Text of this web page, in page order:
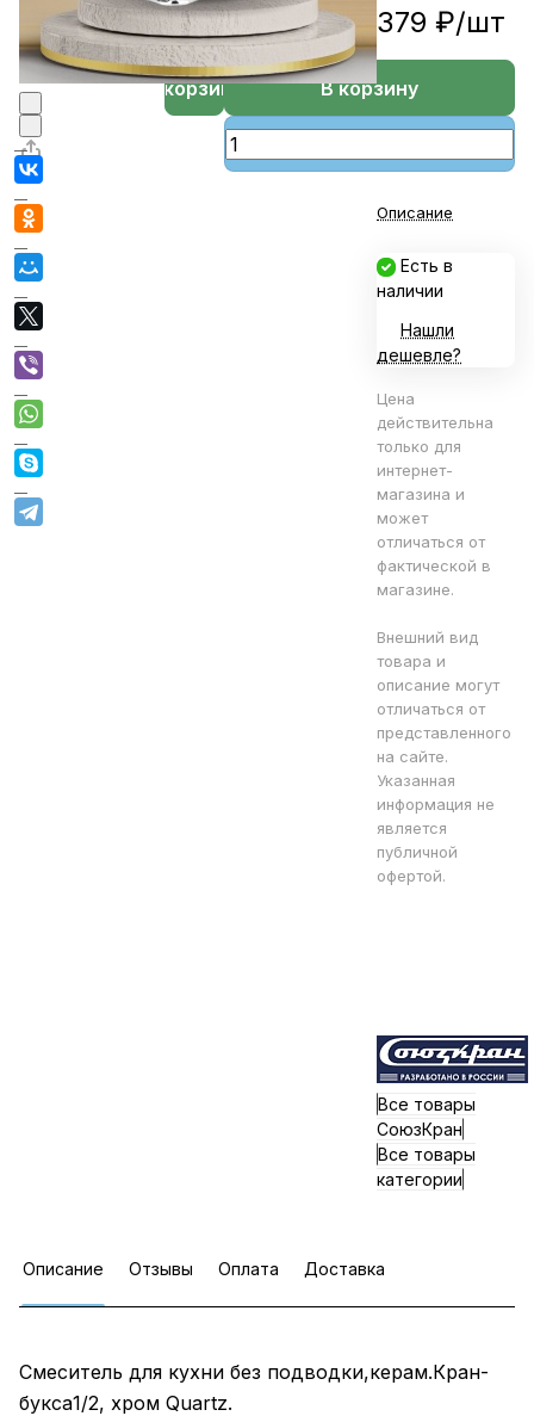
379 ₽/шт
В корзину
В корзине
Описание
Есть в
наличии
Нашли
дешевле?
Цена
действительна
только для
интернет-
магазина и
может
отличаться от
фактической в
магазине.
Внешний вид
товара и
описание могут
отличаться от
представленного
на сайте.
Указанная
информация не
является
публичной
офертой.
Все товары
СоюзКран
Все товары
категории
Описание Отзывы Оплата Доставка
Смеситель для кухни без подводки,керам.Кран-
букса1/2, хром Quartz.